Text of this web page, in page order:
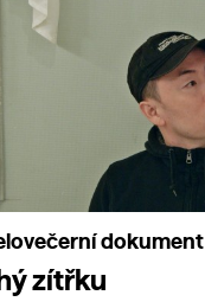
dokument
zítřku